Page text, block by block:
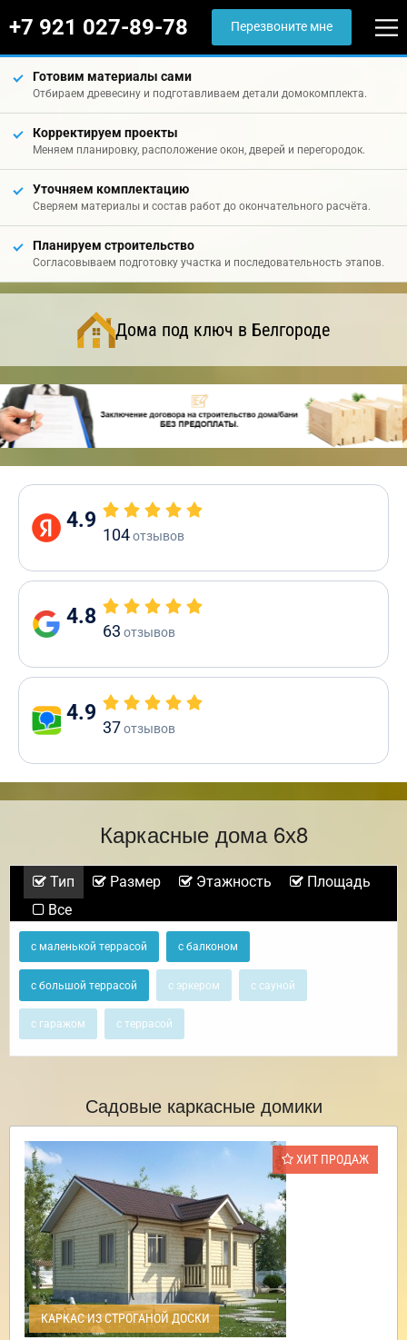
+7 921 027-89-78 Перезвоните мне
Готовим материалы сами
Отбираем древесину и подготавливаем детали домокомплекта.
Корректируем проекты
Меняем планировку, расположение окон, дверей и перегородок.
Уточняем комплектацию
Сверяем материалы и состав работ до окончательного расчёта.
Планируем строительство
Согласовываем подготовку участка и последовательность этапов.
Дома под ключ в Белгороде
4.9
104отзывов
4.8
63 отзывов
4.9
37отзывов
Каркасные дома 6х8
Тип Размер Этажность
Площадь
Все
с маленькой террасой с балконом
с большой террасой с эркером с сауной
с гаражом с террасой
Садовые каркасные домики
ХИТ ПРОДАЖ
КАРКАС ИЗ СТРОГАНОЙ ДОСКИ